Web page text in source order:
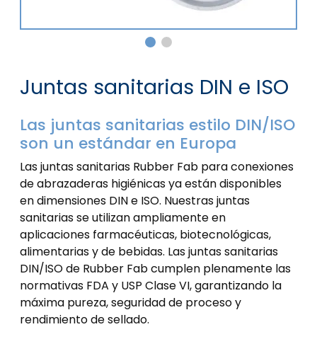
Juntas sanitarias DIN e ISO
Las juntas sanitarias estilo DIN/ISO
son un estándar en Europa
Las juntas sanitarias Rubber Fab para conexiones
de abrazaderas higiénicas ya están disponibles
en dimensiones DIN e ISO. Nuestras juntas
sanitarias se utilizan ampliamente en
aplicaciones farmacéuticas, biotecnológicas,
alimentarias y de bebidas. Las juntas sanitarias
DIN/ISO de Rubber Fab cumplen plenamente las
normativas FDA y USP Clase VI, garantizando la
máxima pureza, seguridad de proceso y
rendimiento de sellado.